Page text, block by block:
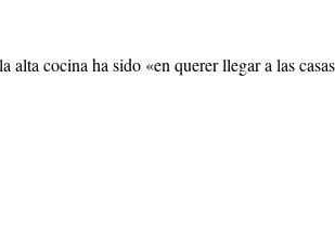
cocina ha sido «en querer llegar a las